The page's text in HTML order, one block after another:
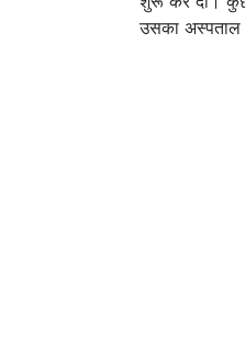
उसका अस्पताल